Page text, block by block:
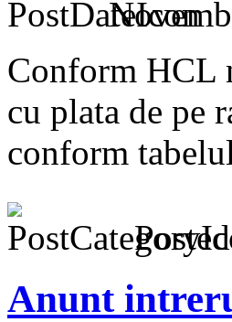
Conform HCL
cu plata de pe
conform
Anunt